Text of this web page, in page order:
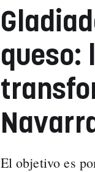
queso:
El objetivo es